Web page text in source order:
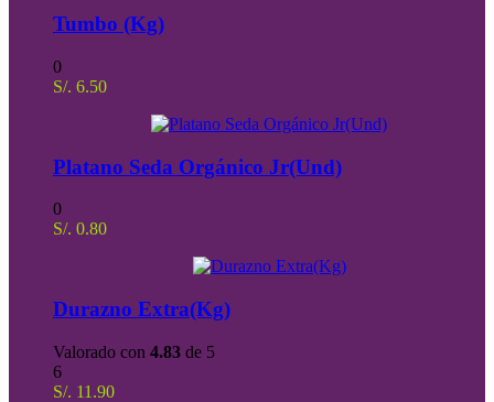
Tumbo (Kg)
0
S/. 6.50
Platano Seda Orgánico Jr(Und)
0
S/. 0.80
Durazno Extra(Kg)
Valorado con 4.83 de 5
6
S/. 11.90